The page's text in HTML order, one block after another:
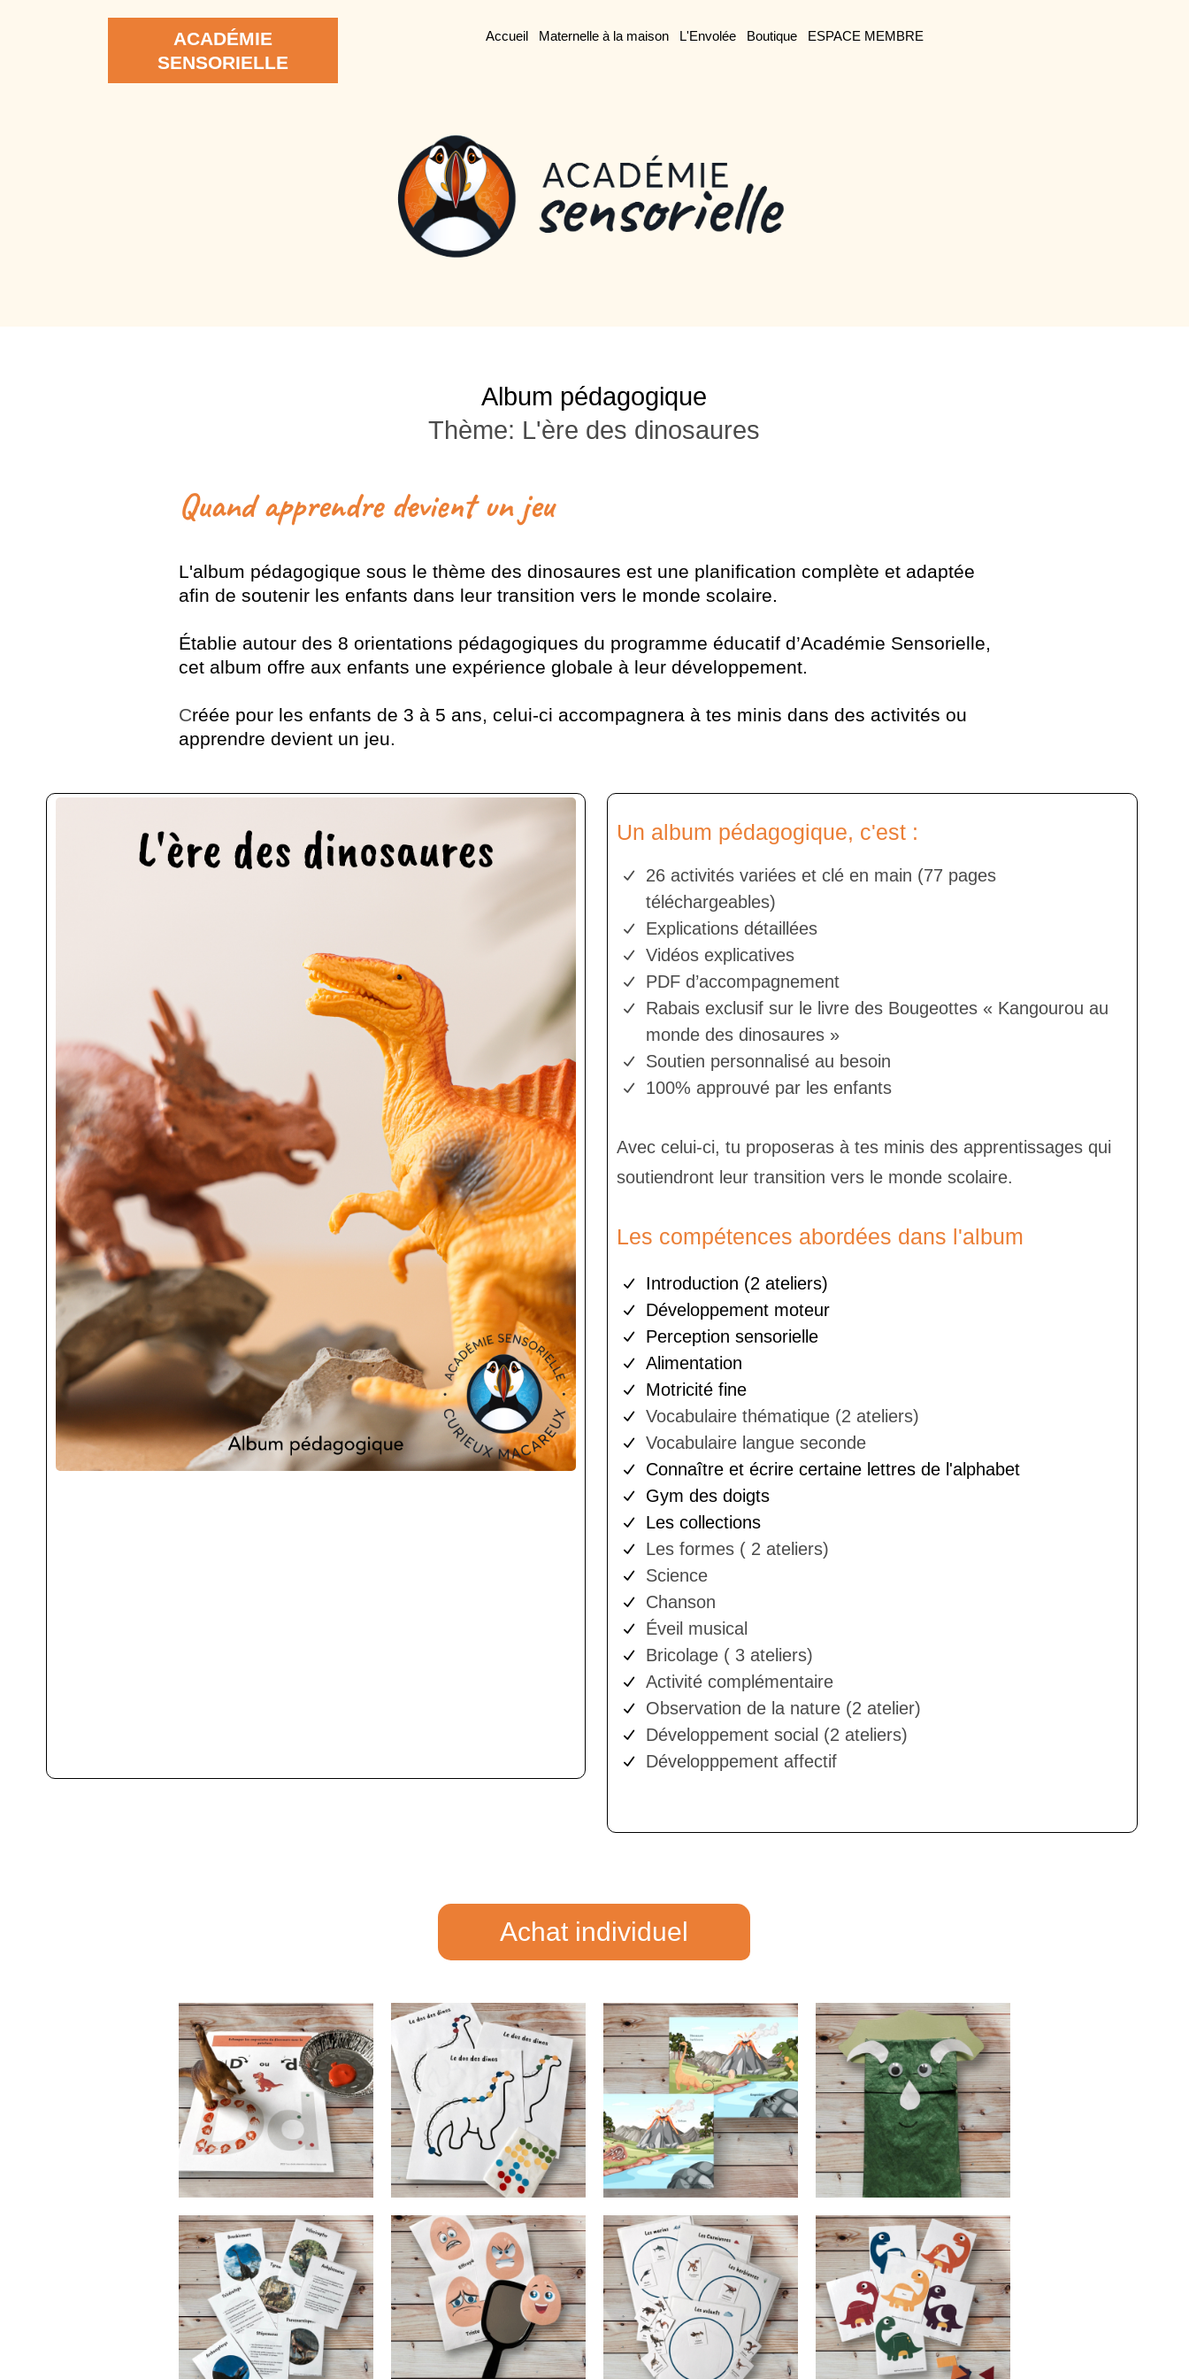
ACADÉMIE
SENSORIELLE
Accueil Maternelle à la maison L'Envolée Boutique ESPACE MEMBRE
Album pédagogique
Thème: L'ère des dinosaures
Quand apprendre devient un jeu
L'album pédagogique sous le thème des dinosaures est une planification complète et adaptée
afin de soutenir les enfants dans leur transition vers le monde scolaire.
Établie autour des 8 orientations pédagogiques du programme éducatif d’Académie Sensorielle,
cet album offre aux enfants une expérience globale à leur développement.
Créée pour les enfants de 3 à 5 ans, celui-ci accompagnera à tes minis dans des activités ou
apprendre devient un jeu.
Un album pédagogique, c'est :
26 activités variées et clé en main (77 pages
téléchargeables)
Explications détaillées
Vidéos explicatives
PDF d’accompagnement
Rabais exclusif sur le livre des Bougeottes « Kangourou au
monde des dinosaures »
Soutien personnalisé au besoin
100% approuvé par les enfants
Avec celui-ci, tu proposeras à tes minis des apprentissages qui
soutiendront leur transition vers le monde scolaire.
Les compétences abordées dans l'album
Introduction (2 ateliers)
Développement moteur
Perception sensorielle
Alimentation
Motricité fine
Vocabulaire thématique (2 ateliers)
Vocabulaire langue seconde
Connaître et écrire certaine lettres de l'alphabet
Gym des doigts
Les collections
Les formes ( 2 ateliers)
Science
Chanson
Éveil musical
Bricolage ( 3 ateliers)
Activité complémentaire
Observation de la nature (2 atelier)
Développement social (2 ateliers)
Développpement affectif
Achat individuel